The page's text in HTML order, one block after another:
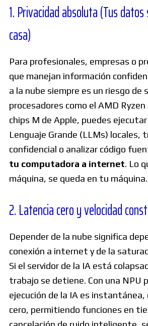
1. Privacidad absoluta (Tus
casa)
Para profesionales, empresas o
que manejan información
a la nube siempre es un riesgo de
procesadores como el AMD Ryzen
chips M de Apple, puedes
Lenguaje Grande (LLMs) locales,
confidencial o analizar código
tu computadora a internet. Lo
máquina, se queda en tu máquina.
2. Latencia cero y velocidad
Depender de la nube significa
conexión a internet y de la
Si el servidor de la IA está
trabajo se detiene. Con una NPU
ejecución de la IA es instantánea,
cero, permitiendo funciones en